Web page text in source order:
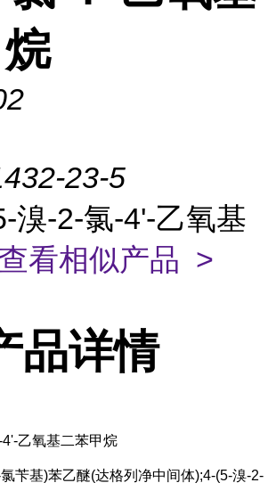
23-5
溴-2-氯-4'-乙氧基
查看相似产品 >
品详情
乙氧基二苯甲烷
氯苄基)苯乙醚(达格列净中间体);4-(5-溴-2-